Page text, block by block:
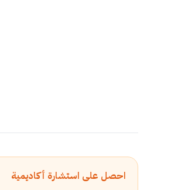
احصل على استشارة أكاديمية